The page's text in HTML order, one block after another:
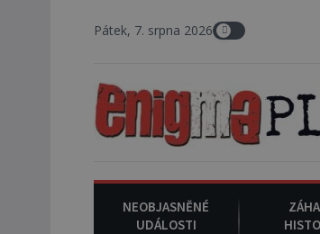
Pátek, 7. srpna 2026 7. srpna 1994
NEOBJASNĚNÉ
UDÁLOSTI